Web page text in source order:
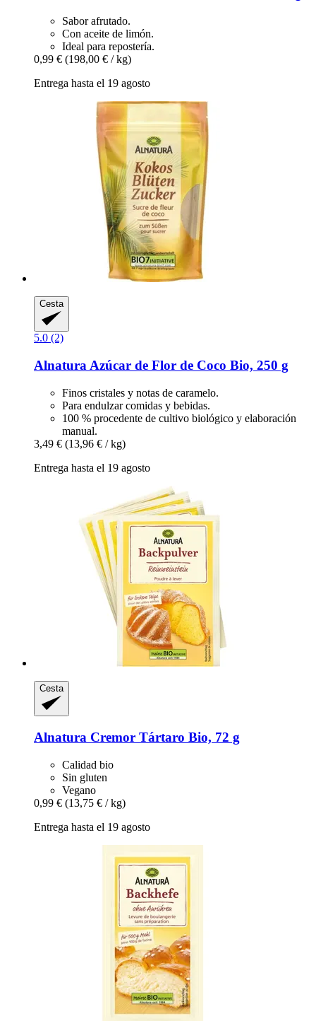
Sabor afrutado.
Con aceite de limón.
Ideal para repostería.
0,99 € (198,00 € / kg)
Entrega hasta el 19 agosto
Cesta
5.0 (2)
Alnatura Azúcar de Flor de Coco Bio, 250 g
Finos cristales y notas de caramelo.
Para endulzar comidas y bebidas.
100 % procedente de cultivo biológico y elaboración
manual.
3,49 € (13,96 € / kg)
Entrega hasta el 19 agosto
Cesta
Alnatura Cremor Tártaro Bio, 72 g
Calidad bio
Sin gluten
Vegano
0,99 € (13,75 € / kg)
Entrega hasta el 19 agosto